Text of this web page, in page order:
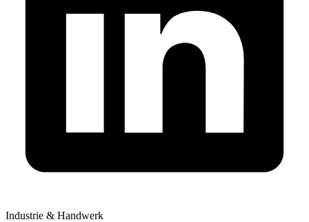
Industrie & Handwerk